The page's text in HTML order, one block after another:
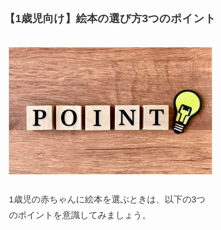
【1歳児向け】絵本の選び方3つのポイント
1歳児の赤ちゃんに絵本を選ぶときは、以下の3つ
のポイントを意識してみましょう。